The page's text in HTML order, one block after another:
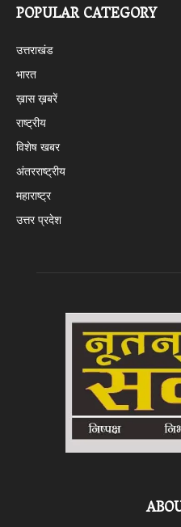
POPULAR CATEGORY
उत्तराखंड
भारत
ख़ास ख़बरें
राष्ट्रीय
विशेष खबर
अंतरराष्ट्रीय
महाराष्ट्र
उत्तर प्रदेश